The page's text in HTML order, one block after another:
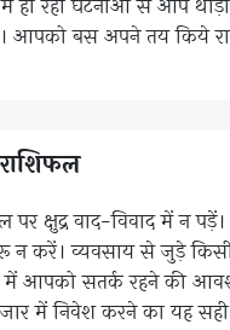
आपको बस अपने तय किये
पर क्षुद्र वाद-विवाद में न
न करें। व्यवसाय से जुड़े
आपको सतर्क रहने की
में निवेश करने का यह